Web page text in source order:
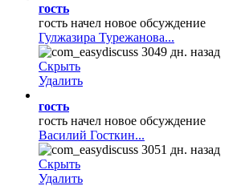
гость
гость начел новое обсуждение
Гулжазира Турежанова...
3049 дн. назад
Скрыть
Удалить
гость
гость начел новое обсуждение
Василий Госткин...
3051 дн. назад
Скрыть
Удалить